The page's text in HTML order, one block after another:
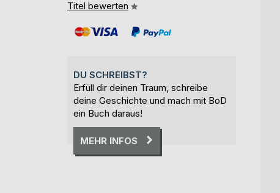
Titel bewerten
DU SCHREIBST?
Erfüll dir deinen Traum, schreibe
deine Geschichte und mach mit BoD
ein Buch daraus!
MEHR INFOS